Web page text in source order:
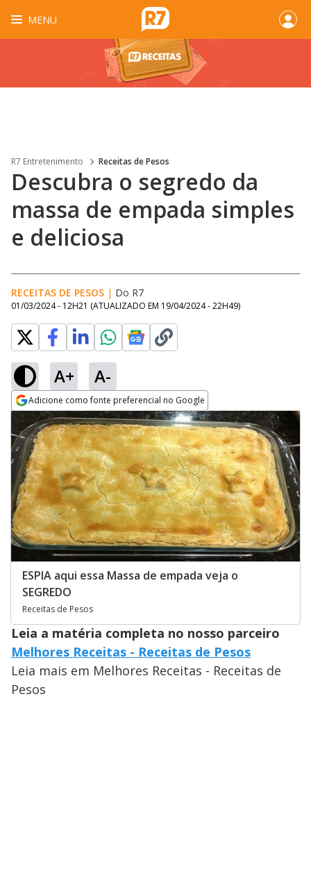
MENU
R7 Entretenimento Receitas de Pesos
Descubra o segredo da
massa de empada simples
e deliciosa
RECEITAS DE PESOS | Do R7
01/03/2024 - 12H21 (ATUALIZADO EM 19/04/2024 - 22H49)
A+ A-
Adicione como fonte preferencial no Google
Opens in new window
ESPIA aqui essa Massa de empada veja o
SEGREDO
Receitas de Pesos
Leia a matéria completa no nosso parceiro
Melhores Receitas - Receitas de Pesos
Leia mais em Melhores Receitas - Receitas de
Pesos